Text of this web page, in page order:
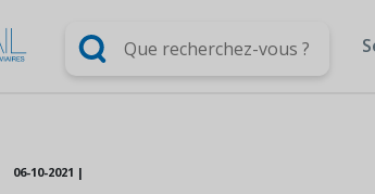
Chercher
06-10-2021 |